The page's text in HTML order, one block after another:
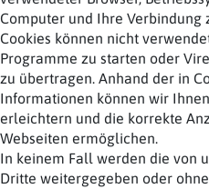
Computer und Ihre Verbindung
Cookies können nicht
Programme zu starten oder
zu übertragen. Anhand der in
Informationen können wir
erleichtern und die korrekte
Webseiten ermöglichen.
In keinem Fall werden die von
Dritte weitergegeben oder